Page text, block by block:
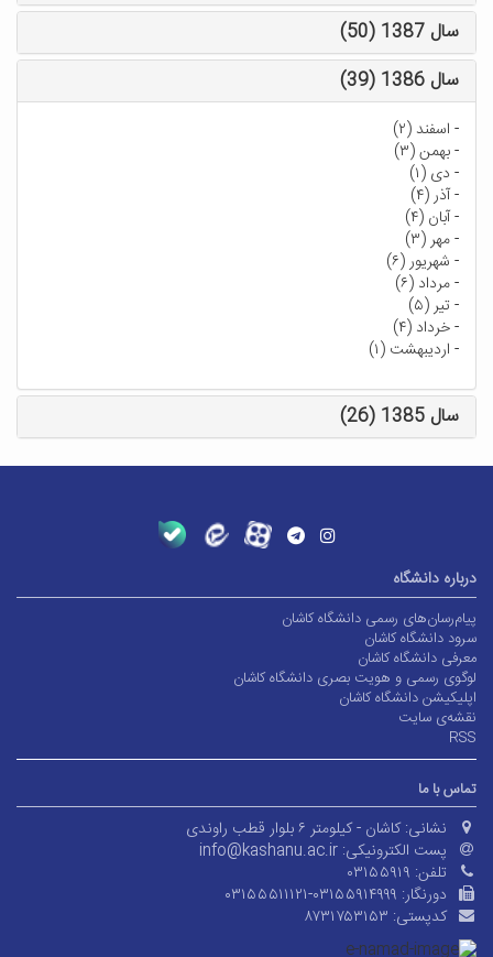
سال 1387 (50)
سال 1386 (39)
- اسفند (۲)
-بهمن (۳)
- دی (۱)
-آذر (۴)
-آبان (۴)
-مهر (۳)
- شهریور (۶)
-مرداد (۶)
-تیر (۵)
-خرداد (۴)
- اردیبهشت (۱)
سال 1385 (26)
درباره دانشگاه
پیام‌رسان‌های رسمی دانشگاه کاشان
سرود دانشگاه کاشان
معرفی دانشگاه کاشان
لوگوی رسمی و هویت بصری دانشگاه کاشان
اپلیکیشن دانشگاه کاشان
نقشه‌ی سایت
RSS
تماس با ما
نشانی: کاشان - کیلومتر ۶ بلوار قطب راوندی
پست الکترونیکی: info@kashanu.ac.ir
تلفن: ۰۳۱۵۵۹۱۹
دورنگار: ۰۳۱۵۵۵۱۱۱۲۱-۰۳۱۵۵۹۱۴۹۹۹
کدپستی: ۸۷۳۱۷۵۳۱۵۳